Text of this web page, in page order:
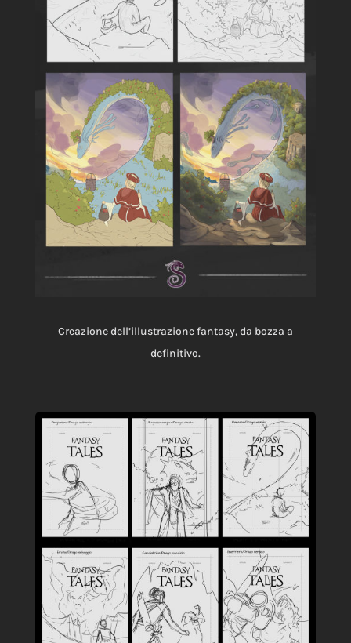
Creazione dell’illustrazione fantasy, da bozza a
definitivo.